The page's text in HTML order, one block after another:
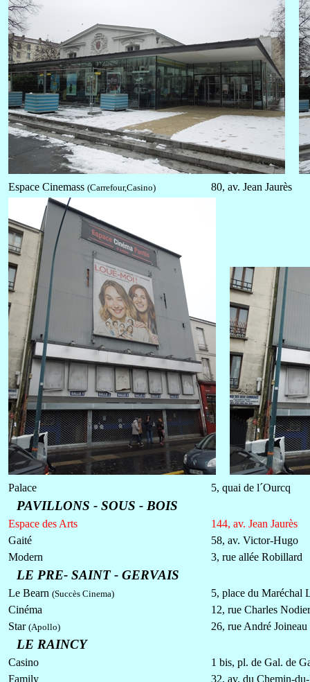
Espace Cinemass (Carrefour,Casino) 80, av. Jean Jaurès
Palace 5, quai de l´Ourcq
PAVILLONS - SOUS - BOIS
Espace des Arts
144, av. Jean Jaurès
Gaité
58, av. Victor-Hugo
Modern
3, rue allée Robillard
LE PRE- SAINT - GERVAIS
Le Bearn (Succès Cinema)
5, place du Maréchal
Cinéma
12, rue Charles Nodier
Star (Apollo) 26, rue André Joineau
LE RAINCY
Casino
1 bis, pl. de Gal. de
Family
32, av. du Chemin-